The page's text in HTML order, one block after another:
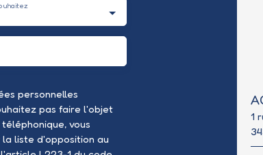
personnelles
pas faire l'objet
vous
liste d'opposition au
1